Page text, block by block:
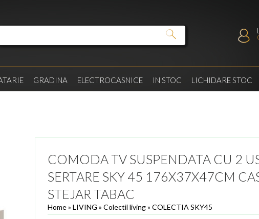
GRADINA ELECTROCASNICE IN STOC LICHIDARE STOC
COMODA TV SUSPENDATA CU 2
SERTARE SKY 45 176X37X47CM
STEJAR TABAC
Home» LIVING » Colectii living» COLECTIA SKY45